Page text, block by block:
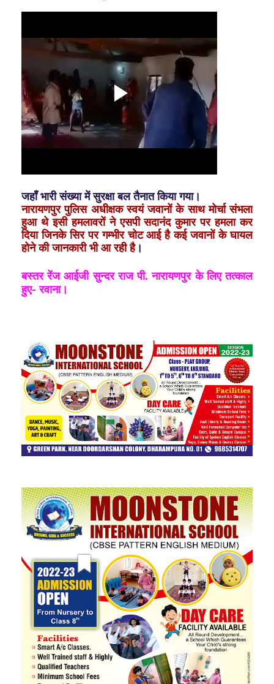
जहाँ भारी संख्या में सुरक्षा बल तैनात किया गया।
नारायणपुर पुलिस अधीक्षक स्वयं जवानों के साथ मोर्चा संभला
हुआ थे इसी हमलावरों ने एसपी सदानंद कुमार पर हमला कर
दिया जिनके सिर पर गम्भीर चोट आई है कई जवानों के घायल
होने की जानकारी भी आ रही है।
बस्तर रेंज आईजी सुन्दर राज पी. नारायणपुर के लिए तत्काल
हुए- रवाना।